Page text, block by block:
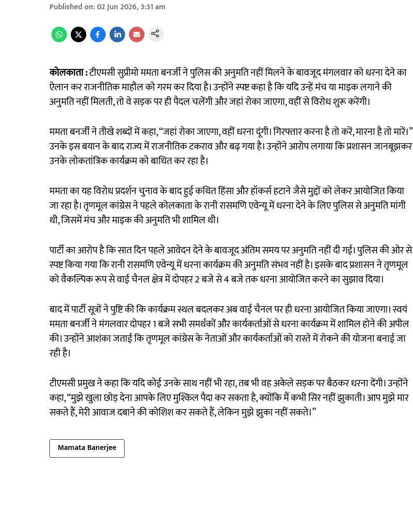
Published on:02 Jun 2026, 3:31 am
कोलकाता :टीएमसी सुप्रीमो ममता बनर्जी ने पुलिस की अनुमति नहीं मिलने के बावजूद मंगलवार को धरना देने का
ऐलान कर राजनीतिक माहौल को गरम कर दिया है। उन्होंने स्पष्ट कहा है कि यदि उन्हें मंच या माइक लगाने की
अनुमति नहीं मिलती, तो वे सड़क पर ही पैदल चलेंगी और जहां रोका जाएगा, वहीं से विरोध शुरू करेंगी।
ममता बनर्जी ने तीखे शब्दों में कहा, “जहां रोका जाएगा, वहीं धरना दूंगी। गिरफ्तार करना है तो करें, मारना है तो मारें।”
उनके इस बयान के बाद राज्य में राजनीतिक टकराव और बढ़ गया है। उन्होंने आरोप लगाया कि प्रशासन जानबूझकर
उनके लोकतांत्रिक कार्यक्रम को बाधित कर रहा है।
ममता का यह विरोध प्रदर्शन चुनाव के बाद हुई कथित हिंसा और हॉकर्स हटाने जैसे मुद्दों को लेकर आयोजित किया
जा रहा है। तृणमूल कांग्रेस ने पहले कोलकाता के रानी रासमणि एवेन्यू में धरना देने के लिए पुलिस से अनुमति मांगी
थी, जिसमें मंच और माइक की अनुमति भी शामिल थी।
पार्टी का आरोप है कि सात दिन पहले आवेदन देने के बावजूद अंतिम समय पर अनुमति नहीं दी गई। पुलिस की ओर से
स्पष्ट किया गया कि रानी रासमणि एवेन्यू में धरना कार्यक्रम की अनुमति संभव नहीं है। इसके बाद प्रशासन ने तृणमूल
को वैकल्पिक रूप से वाई चैनल क्षेत्र में दोपहर 2 बजे से 4 बजे तक धरना आयोजित करने का सुझाव दिया।
बाद में पार्टी सूत्रों ने पुष्टि की कि कार्यक्रम स्थल बदलकर अब वाई चैनल पर ही धरना आयोजित किया जाएगा। स्वयं
ममता बनर्जी ने मंगलवार दोपहर 1 बजे सभी समर्थकों और कार्यकर्ताओं से धरना कार्यक्रम में शामिल होने की अपील
की। उन्होंने आशंका जताई कि तृणमूल कांग्रेस के नेताओं और कार्यकर्ताओं को रास्ते में रोकने की योजना बनाई जा
रही है।
टीएमसी प्रमुख ने कहा कि यदि कोई उनके साथ नहीं भी रहा, तब भी वह अकेले सड़क पर बैठकर धरना देंगी। उन्होंने
कहा, “मुझे खुला छोड़ देना आपके लिए मुश्किल पैदा कर सकता है, क्योंकि मैं कभी सिर नहीं झुकाती। आप मुझे मार
सकते हैं, मेरी आवाज दबाने की कोशिश कर सकते हैं, लेकिन मुझे झुका नहीं सकते।”
Mamata Banerjee